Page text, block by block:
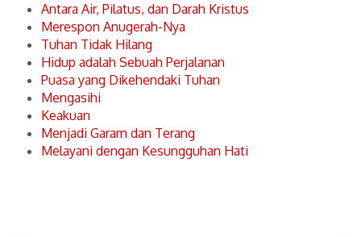
Antara Air, Pilatus, dan Darah Kristus
Merespon Anugerah-Nya
Tuhan Tidak Hilang
Hidup adalah Sebuah Perjalanan
Puasa yang Dikehendaki Tuhan
Mengasihi
Keakuan
Menjadi Garam dan Terang
Melayani dengan Kesungguhan Hati